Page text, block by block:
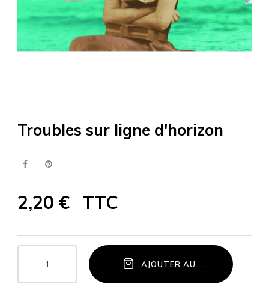
Troubles sur ligne d'horizon
2,20 € TTC
AJOUTER AU PANIER